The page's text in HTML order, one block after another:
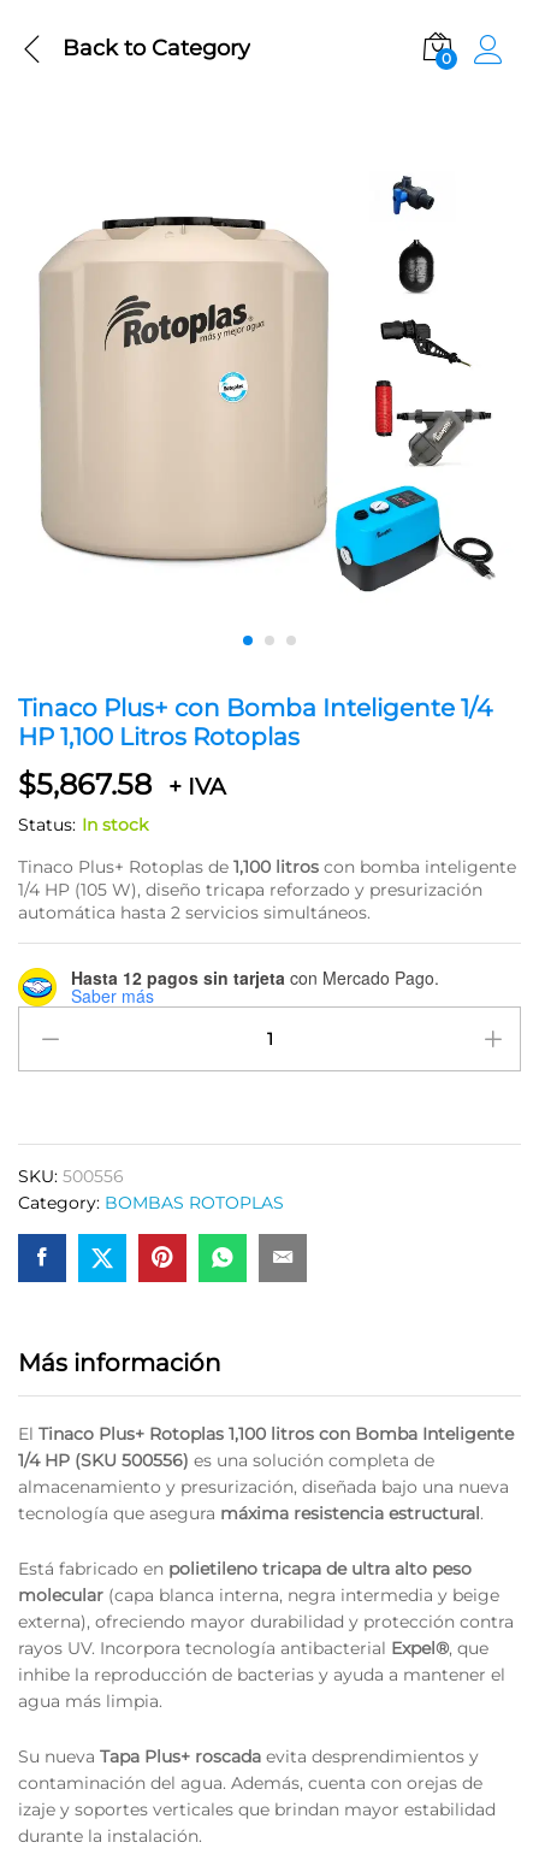
Back toCategory 0
Tinaco Plus+ con Bomba Inteligente 1/4
HP 1,100 Litros Rotoplas
$5,867.58 + IVA
Status: In stock
Tinaco Plus+ Rotoplas de 1,100 litros con bomba inteligente
1/4 HP (105 W), diseño tricapa reforzado y presurización
automática hasta 2 servicios simultáneos.
Hasta 12 pagos sin tarjeta con Mercado Pago.
Saber más
Plus+
con
1/4
HP
1,100
Litros
Rotoplas
quantity
SKU: 500556
Category: BOMBAS ROTOPLAS
Más información
El Tinaco Plus+ Rotoplas 1,100 litros con Bomba Inteligente
1/4 HP (SKU 500556) es una solución completa de
almacenamiento y presurización, diseñada bajo una nueva
tecnología que asegura máxima resistencia estructural.
Está fabricado en polietileno tricapa de ultra alto peso
molecular (capa blanca interna, negra intermedia y beige
externa), ofreciendo mayor durabilidad y protección contra
rayos UV. Incorpora tecnología antibacterial Expel®, que
inhibe la reproducción de bacterias y ayuda a mantener el
agua más limpia.
Su nueva Tapa Plus+ roscada evita desprendimientos y
contaminación del agua. Además, cuenta con orejas de
izaje y soportes verticales que brindan mayor estabilidad
durante la instalación.